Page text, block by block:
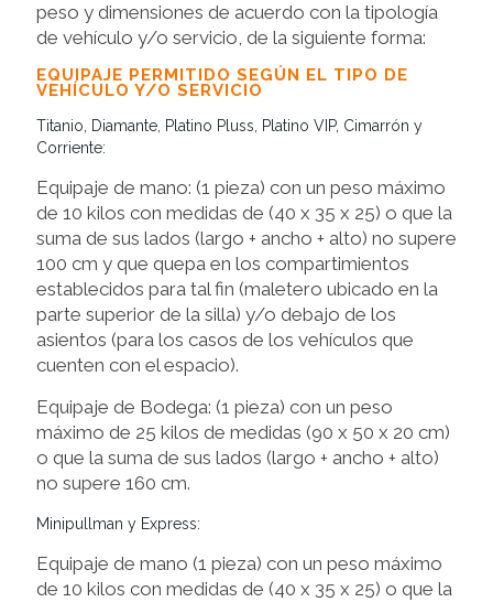
peso y dimensiones de acuerdo con la tipología
de vehículo y/o servicio, de la siguiente forma:
EQUIPAJE PERMITIDO SEGÚN EL TIPO DE
VEHÍCULO Y/O SERVICIO
Titanio, Diamante, Platino Pluss, Platino VIP, Cimarrón y
Corriente:
Equipaje de mano: (1 pieza) con un peso máximo
de 10 kilos con medidas de (40 x 35 x 25) o que la
suma de sus lados (largo + ancho + alto) no supere
100 cm y que quepa en los compartimientos
establecidos para tal fin (maletero ubicado en la
parte superior de la silla) y/o debajo de los
asientos (para los casos de los vehículos que
cuenten con el espacio).
Equipaje de Bodega: (1 pieza) con un peso
máximo de 25 kilos de medidas (90 x 50 x 20 cm)
o que la suma de sus lados (largo + ancho + alto)
no supere 160 cm.
Minipullman y Express:
Equipaje de mano (1 pieza) con un peso máximo
de 10 kilos con medidas de (40 x 35 x 25) o que la